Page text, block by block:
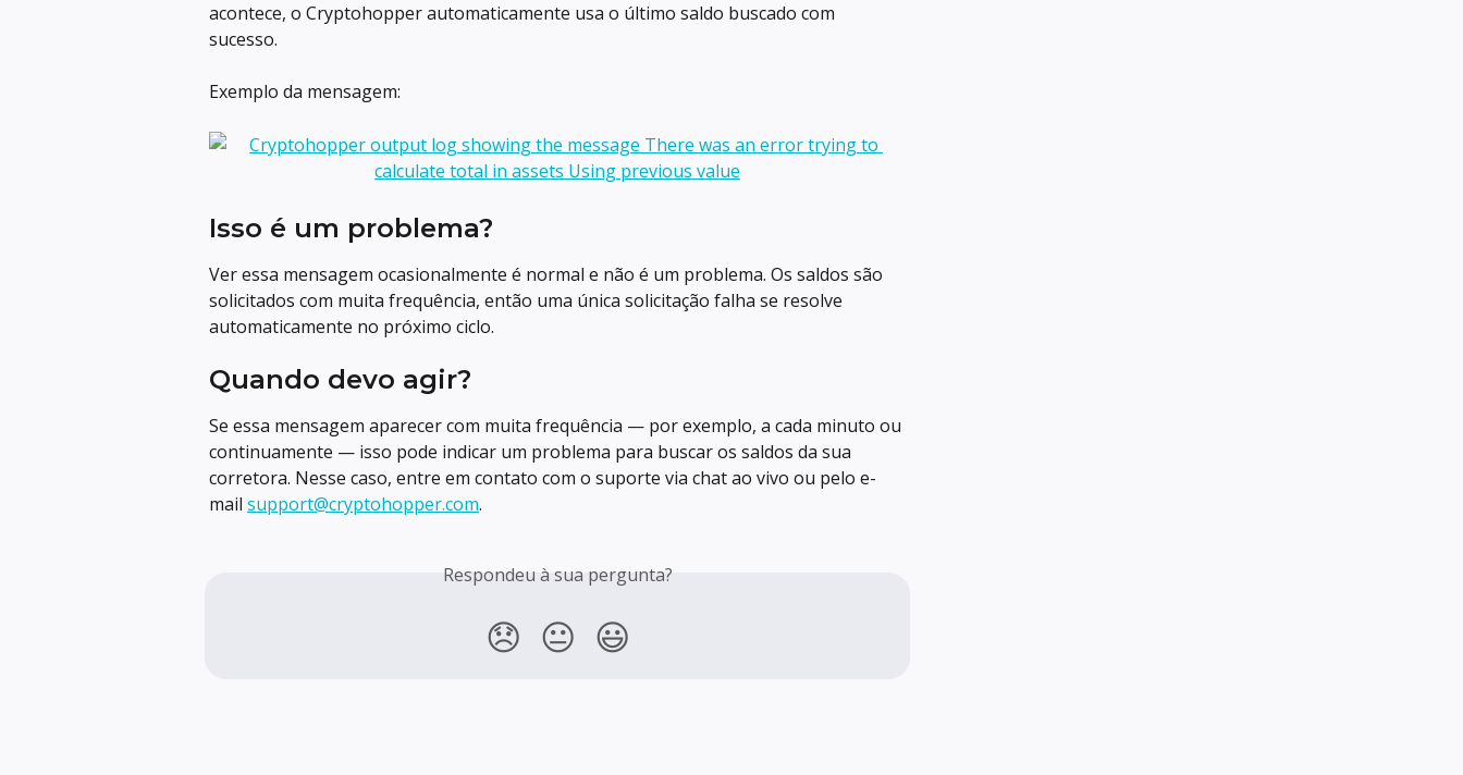
acontece, o Cryptohopper automaticamente usa o último saldo buscado com
sucesso.
Exemplo da mensagem:
Isso é um problema?
Ver essa mensagem ocasionalmente é normal e não é um problema. Os saldos são
solicitados com muita frequência, então uma única solicitação falha se resolve
automaticamente no próximo ciclo.
Quando devo agir?
Se essa mensagem aparecer com muita frequência — por exemplo, a cada minuto ou
continuamente — isso pode indicar um problema para buscar os saldos da sua
corretora. Nesse caso, entre em contato com o suporte via chat ao vivo ou pelo e-
mail support@cryptohopper.com.
Respondeu à sua pergunta?
😞 😐 😃